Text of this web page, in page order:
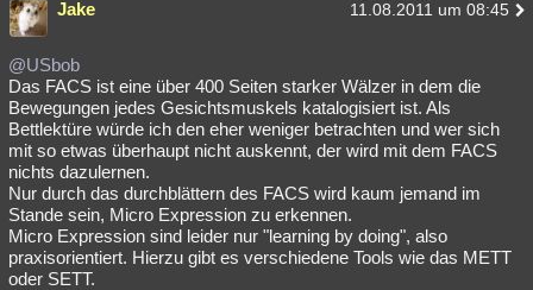
Jake 11.08.2011 um 08:45
@USbob
Das FACS ist eine über 400 Seiten starker Wälzer in dem die
Bewegungen jedes Gesichtsmuskels katalogisiert ist. Als
Bettlektüre würde ich den eher weniger betrachten und wer sich
mit so etwas überhaupt nicht auskennt, der wird mit dem FACS
nichts dazulernen.
Nur durch das durchblättern des FACS wird kaum jemand im
Stande sein, Micro Expression zu erkennen.
Micro Expression sind leider nur "learning by doing", also
praxisorientiert. Hierzu gibt es verschiedene Tools wie das METT
oder SETT.